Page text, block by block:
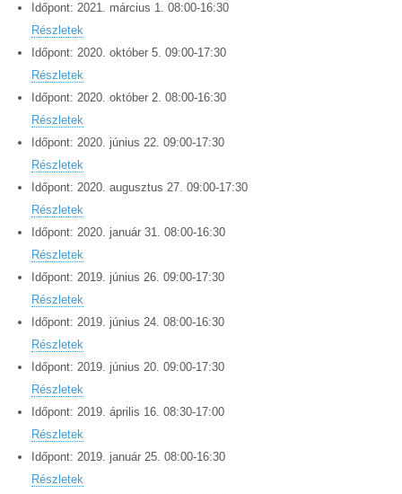
Időpont: 2021. március 1. 08:00-16:30
Részletek
Időpont: 2020. október 5. 09:00-17:30
Részletek
Időpont: 2020. október 2. 08:00-16:30
Részletek
Időpont: 2020. június 22. 09:00-17:30
Részletek
Időpont: 2020. augusztus 27. 09:00-17:30
Részletek
Időpont: 2020. január 31. 08:00-16:30
Részletek
Időpont: 2019. június 26. 09:00-17:30
Részletek
Időpont: 2019. június 24. 08:00-16:30
Részletek
Időpont: 2019. június 20. 09:00-17:30
Részletek
Időpont: 2019. április 16. 08:30-17:00
Részletek
Időpont: 2019. január 25. 08:00-16:30
Részletek